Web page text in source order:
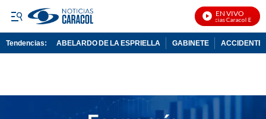
EN VIVO
Noticias Caracol En Vivo
Tendencias: ABELARDO DE LA ESPRIELLA GABINETE ACCIDENTE